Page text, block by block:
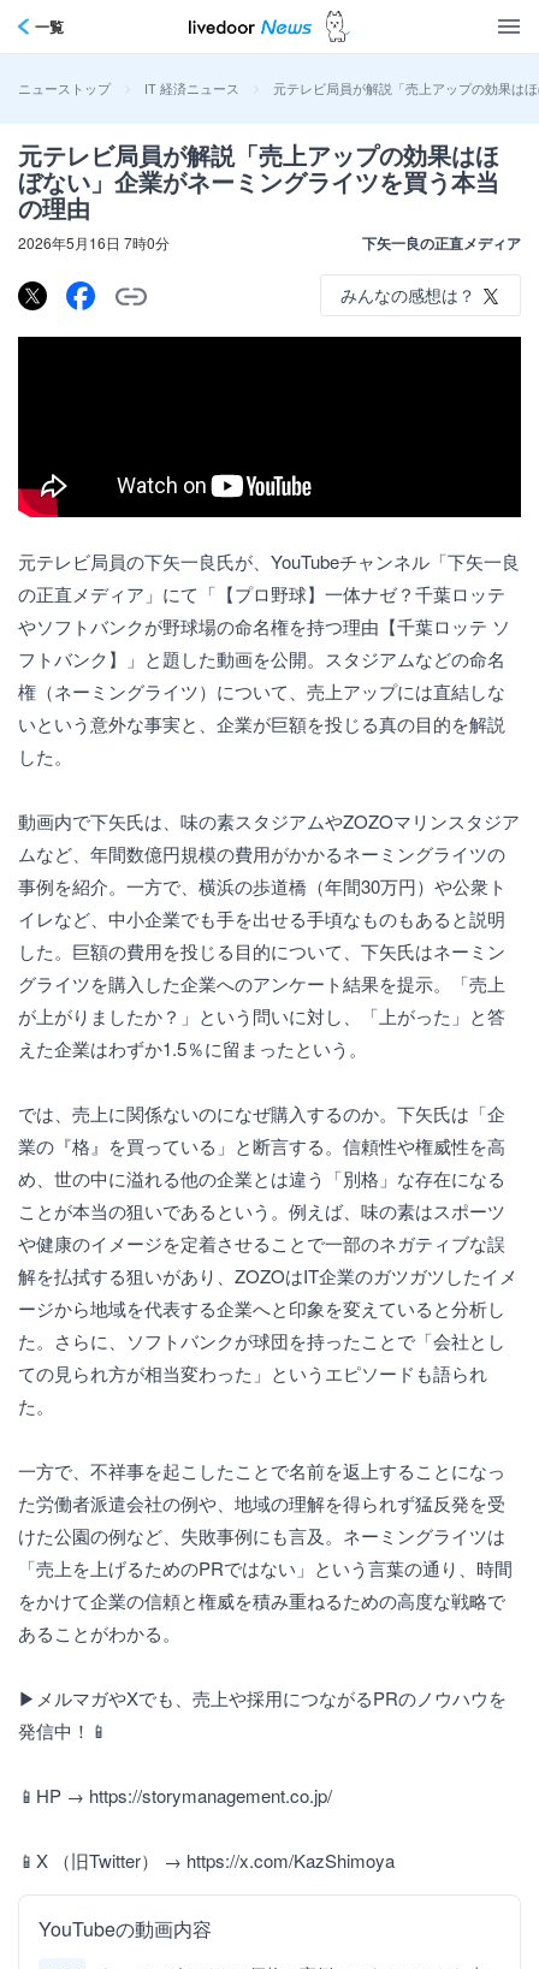
一覧
ニューストップ > IT 経済ニュース > 元テレビ局員が解説「売上アップの効果は
元テレビ局員が解説「売上アップの効果はほ
ぼない」企業がネーミングライツを買う本当
の理由
2026年5月16日 7時0分 下矢一良の正直メディア
みんなの感想は？
元テレビ局員の下矢一良氏が、YouTubeチャンネル「下矢一良
の正直メディア」にて「【プロ野球】一体ナゼ？千葉ロッテ
やソフトバンクが野球場の命名権を持つ理由【千葉ロッテ ソ
フトバンク】」と題した動画を公開。スタジアムなどの命名
権（ネーミングライツ）について、売上アップには直結しな
いという意外な事実と、企業が巨額を投じる真の目的を解説
した。
動画内で下矢氏は、味の素スタジアムやZOZOマリンスタジア
ムなど、年間数億円規模の費用がかかるネーミングライツの
事例を紹介。一方で、横浜の歩道橋（年間30万円）や公衆ト
イレなど、中小企業でも手を出せる手頃なものもあると説明
した。巨額の費用を投じる目的について、下矢氏はネーミン
グライツを購入した企業へのアンケート結果を提示。「売上
が上がりましたか？」という問いに対し、「上がった」と答
えた企業はわずか1.5％に留まったという。
では、売上に関係ないのになぜ購入するのか。下矢氏は「企
業の『格』を買っている」と断言する。信頼性や権威性を高
め、世の中に溢れる他の企業とは違う「別格」な存在になる
ことが本当の狙いであるという。例えば、味の素はスポーツ
や健康のイメージを定着させることで一部のネガティブな誤
解を払拭する狙いがあり、ZOZOはIT企業のガツガツしたイメ
ージから地域を代表する企業へと印象を変えていると分析し
た。さらに、ソフトバンクが球団を持ったことで「会社とし
ての見られ方が相当変わった」というエピソードも語られ
た。
一方で、不祥事を起こしたことで名前を返上することになっ
た労働者派遣会社の例や、地域の理解を得られず猛反発を受
けた公園の例など、失敗事例にも言及。ネーミングライツは
「売上を上げるためのPRではない」という言葉の通り、時間
をかけて企業の信頼と権威を積み重ねるための高度な戦略で
あることがわかる。
▶メルマガやXでも、売上や採用につながるPRのノウハウを
発信中！📱
📱HP → https://storymanagement.co.jp/
📱X （旧Twitter） → https://x.com/KazShimoya
YouTubeの動画内容